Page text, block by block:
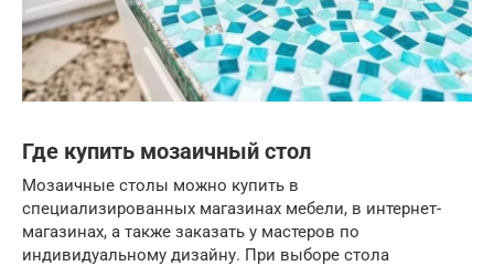
Где купить мозаичный стол
Мозаичные столы можно купить в
специализированных магазинах мебели, в интернет-
магазинах, а также заказать у мастеров по
индивидуальному дизайну. При выборе стола